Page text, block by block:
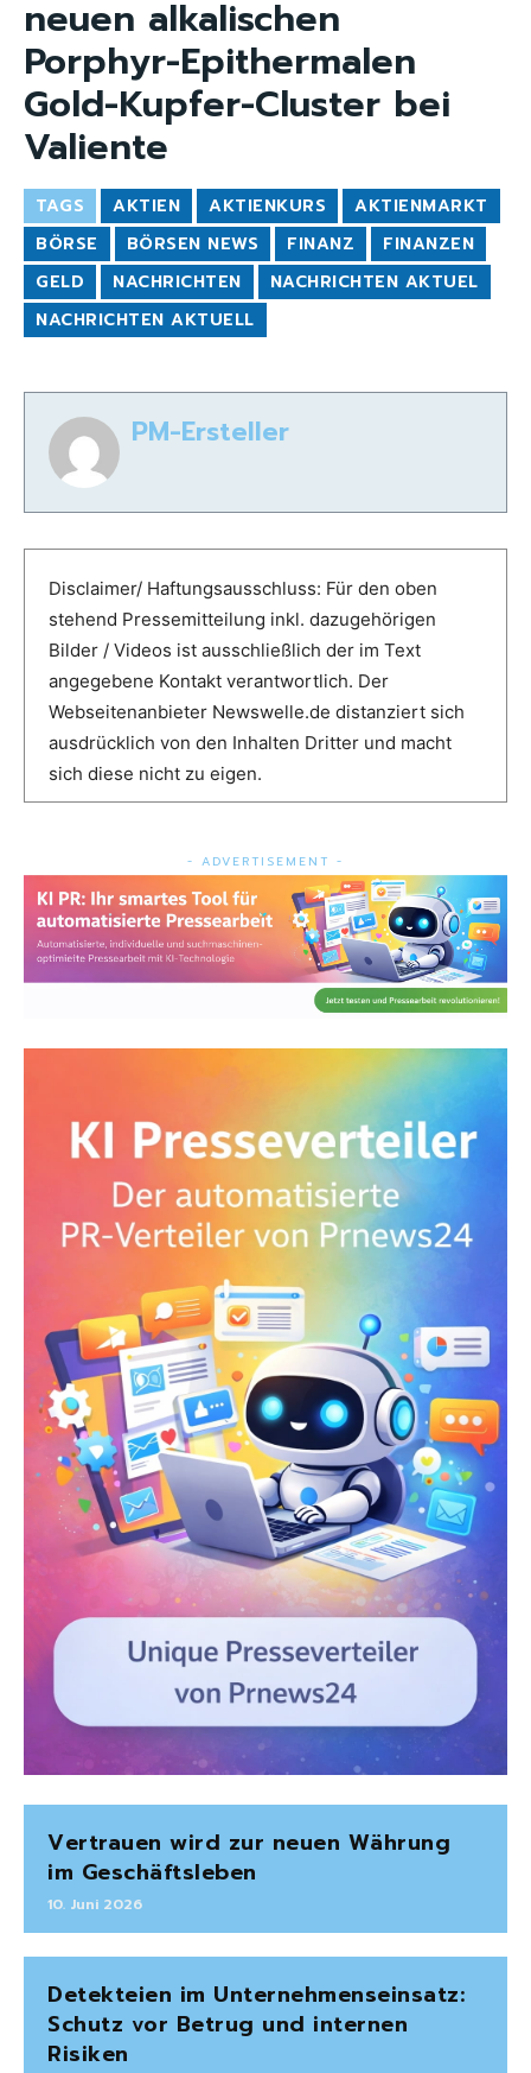
neuen alkalischen
Porphyr-Epithermalen
Gold-Kupfer-Cluster bei
Valiente
TAGS AKTIEN AKTIENKURS
AKTIENMARKT
BÖRSE
BÖRSEN NEWS FINANZ
FINANZEN
GELD
NACHRICHTEN
NACHRICHTEN AKTUEL
NACHRICHTEN AKTUELL
PM-Ersteller
Disclaimer/ Haftungsausschluss: Für den oben
stehend Pressemitteilung inkl. dazugehörigen
Bilder / Videos ist ausschließlich der im Text
angegebene Kontakt verantwortlich. Der
Webseitenanbieter Newswelle.de distanziert sich
ausdrücklich von den Inhalten Dritter und macht
sich diese nicht zu eigen.
- ADVERTISEMENT -
Vertrauen wird zur neuen Währung
im Geschäftsleben
10. Juni 2026
Detekteien im Unternehmenseinsatz:
Schutz vor Betrug und internen
Risiken